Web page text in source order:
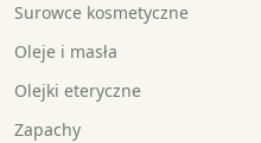
Surowce kosmetyczne
Oleje i masła
Olejki eteryczne
Zapachy